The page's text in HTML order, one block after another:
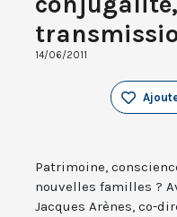
14/06/2011
Patrimoine,
nouvelles familles ?
Jacques Arènes, co-